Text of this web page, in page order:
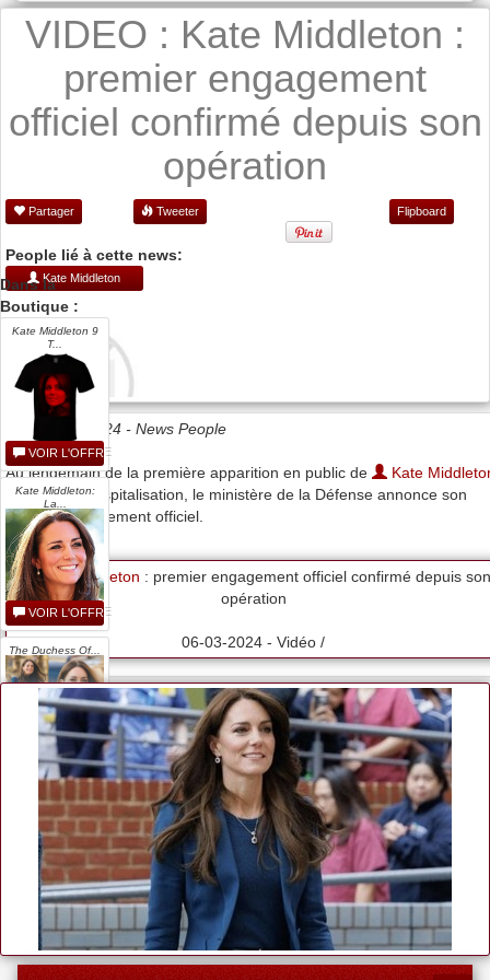
VIDEO : Kate Middleton :
premier engagement
officiel confirmé depuis son
opération
Partager Tweeter Flipboard
People lié à cette news:
Kate Middleton
Date 06/03/2024 - News People
Au lendemain de la première apparition en public de
Kate
depuis son hospitalisation, le ministère de la Défense annonce son
premier engagement officiel.
Kate Middleton : premier engagement officiel confirmé depuis son
opération
06-03-2024 - Vidéo /
Dans la
Boutique :
Kate Middleton 9
T...
VOIR L'OFFRE
Kate Middleton:
La...
VOIR L'OFFRE
The Duchess Of...
VOIR L'OFFRE
Jewelrypalace...
VOIR L'OFFRE